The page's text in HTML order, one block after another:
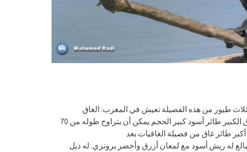
ثلاث طيور من هذه الفصيلة تعيش في المغرب: الغاق
الكبير، غاق أرسطو والغاق الأفريقي. كما يوحي اسمه، الغاق الكبير طائر أسود كبير الحجم يمكن أن يتراوح طوله من 70
أن تصل إلى 160 سم. إنه ثاني أكبر طائر غاق من فصيلة الغاقيات بعد
له ريش أسود مع لمعان أزرق وأخضر برونزي. له ذيل